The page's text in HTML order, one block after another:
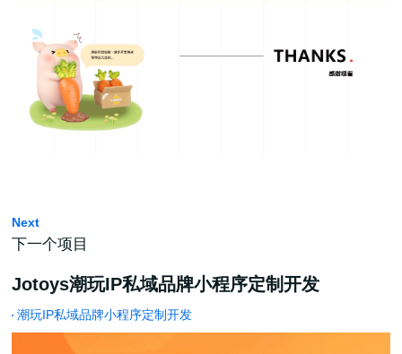
Next
下一个项目
Jotoys潮玩IP私域品牌小程序定制开发
潮玩IP私域品牌小程序定制开发